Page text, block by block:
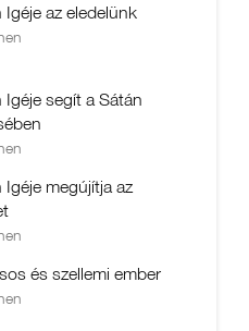
Igéje az eledelünk
Igéje segít a Sátán
Igéje megújítja az
és szellemi ember